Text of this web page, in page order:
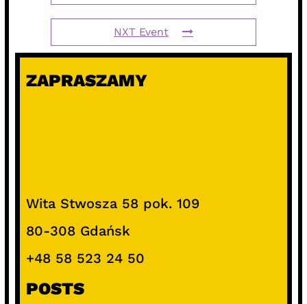
NXT Event
ZAPRASZAMY
Wita Stwosza 58 pok. 109
80-308 Gdańsk
+48 58 523 24 50
POSTS